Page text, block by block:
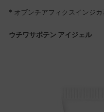
* オブンチアフィクスインジカ
ウチワサボテン アイジェル